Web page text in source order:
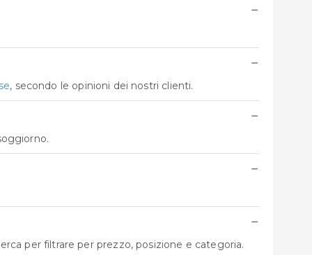
−
−
, secondo le opinioni dei nostri clienti.
−
−
−
per filtrare per prezzo, posizione e categoria.